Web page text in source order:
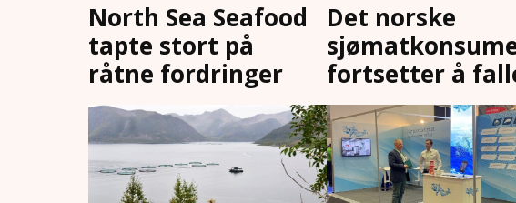
North Sea Seafood
tapte stort på
råtne fordringer
Det norske
fortsetter å